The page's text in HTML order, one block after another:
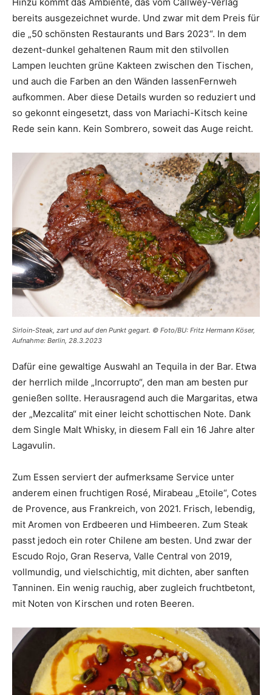
bereits ausgezeichnet wurde. Und zwar mit dem Preis für
die „50 schönsten Restaurants und Bars 2023“. In dem
dezent-dunkel gehaltenen Raum mit den stilvollen
Lampen leuchten grüne Kakteen zwischen den Tischen,
und auch die Farben an den Wänden lassenFernweh
aufkommen. Aber diese Details wurden so reduziert und
so gekonnt eingesetzt, dass von Mariachi-Kitsch keine
Rede sein kann. Kein Sombrero, soweit das Auge reicht.
Sirloin-Steak, zart und auf den Punkt gegart. © Foto/BU: Fritz Hermann Köser,
Aufnahme: Berlin, 28.3.2023
Dafür eine gewaltige Auswahl an Tequila in der Bar. Etwa
der herrlich milde „Incorrupto“, den man am besten pur
genießen sollte. Herausragend auch die Margaritas, etwa
der „Mezcalita“ mit einer leicht schottischen Note. Dank
dem Single Malt Whisky, in diesem Fall ein 16 Jahre alter
Lagavulin.
Zum Essen serviert der aufmerksame Service unter
anderem einen fruchtigen Rosé, Mirabeau „Etoile“, Cotes
de Provence, aus Frankreich, von 2021. Frisch, lebendig,
mit Aromen von Erdbeeren und Himbeeren. Zum Steak
passt jedoch ein roter Chilene am besten. Und zwar der
Escudo Rojo, Gran Reserva, Valle Central von 2019,
vollmundig, und vielschichtig, mit dichten, aber sanften
Tanninen. Ein wenig rauchig, aber zugleich fruchtbetont,
mit Noten von Kirschen und roten Beeren.